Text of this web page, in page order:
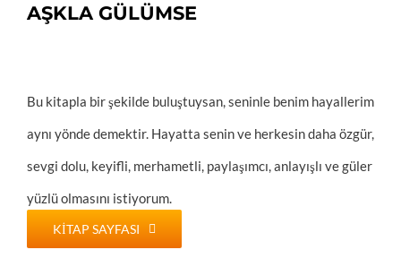
AŞKLA GÜLÜMSE
Bu kitapla bir şekilde buluştuysan, seninle benim hayallerim
aynı yönde demektir. Hayatta senin ve herkesin daha özgür,
sevgi dolu, keyifli, merhametli, paylaşımcı, anlayışlı ve güler
yüzlü olmasını istiyorum.
KITAP SAYFASI